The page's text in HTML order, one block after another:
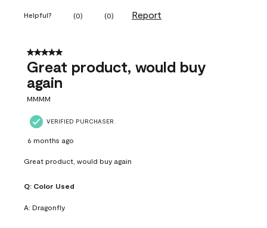
Helpful? (0) (0) Report
5 out of 5 stars.
Great product, would buy
again
MMMM
VERIFIED PURCHASER
6 months ago
Great product, would buy again
Q: Color Used
A: Dragonfly